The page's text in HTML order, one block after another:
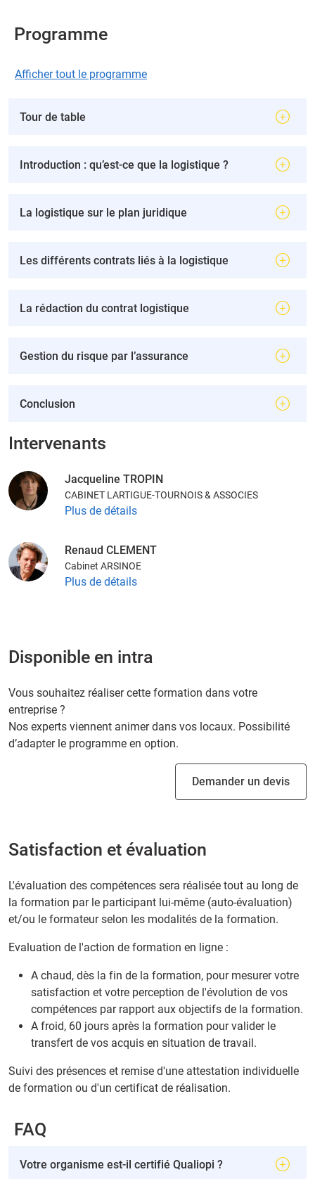
Programme
Afficher tout le programme
Tour de table
Introduction : qu’est-ce que la logistique ?
La logistique sur le plan juridique
Les différents contrats liés à la logistique
La rédaction du contrat logistique
Gestion du risque par l’assurance
Conclusion
Intervenants
Jacqueline TROPIN
CABINET LARTIGUE-TOURNOIS & ASSOCIES
Plus de détails
Renaud CLEMENT
Cabinet ARSINOE
Plus de détails
Disponible en intra
Vous souhaitez réaliser cette formation dans votre
entreprise ?
Nos experts viennent animer dans vos locaux. Possibilité
d’adapter le programme en option.
Demander un devis
Satisfaction et évaluation
L'évaluation des compétences sera réalisée tout au long de
la formation par le participant lui-même (auto-évaluation)
et/ou le formateur selon les modalités de la formation.
Evaluation de l'action de formation en ligne :
A chaud, dès la fin de la formation, pour mesurer votre
satisfaction et votre perception de l'évolution de vos
compétences par rapport aux objectifs de la formation.
A froid, 60 jours après la formation pour valider le
transfert de vos acquis en situation de travail.
Suivi des présences et remise d'une attestation individuelle
de formation ou d'un certificat de réalisation.
FAQ
Votre organisme est-il certifié Qualiopi ?